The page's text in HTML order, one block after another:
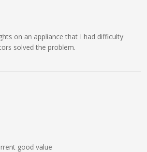
on an appliance that I had difficulty
solved the problem.
good value